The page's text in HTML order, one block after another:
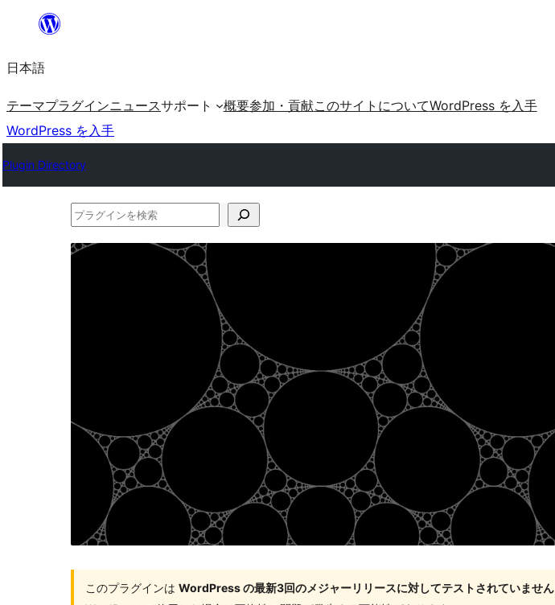
を
ッ
プ
日本語
テーマプラグインニュースサポート 概要参加・貢献このサイトについてWordPress を入手
WordPress を入手
Plugin Directory
プ
このプラグインは WordPress の最新3回のメジャーリリースに対してテストされていません